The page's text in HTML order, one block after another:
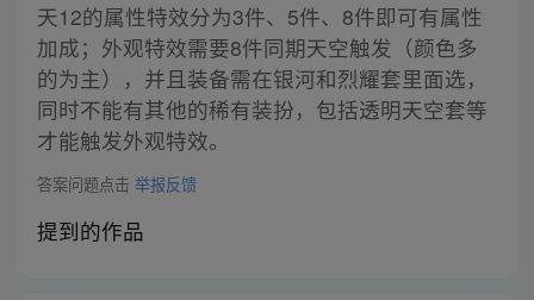
天12的属性特效分为3件、5件、8件即可有属性
加成；外观特效需要8件同期天空触发（颜色多
的为主），并且装备需在银河和烈耀套里面选，
同时不能有其他的稀有装扮，包括透明天空套等
才能触发外观特效。
答案问题点击 举报反馈
提到的作品